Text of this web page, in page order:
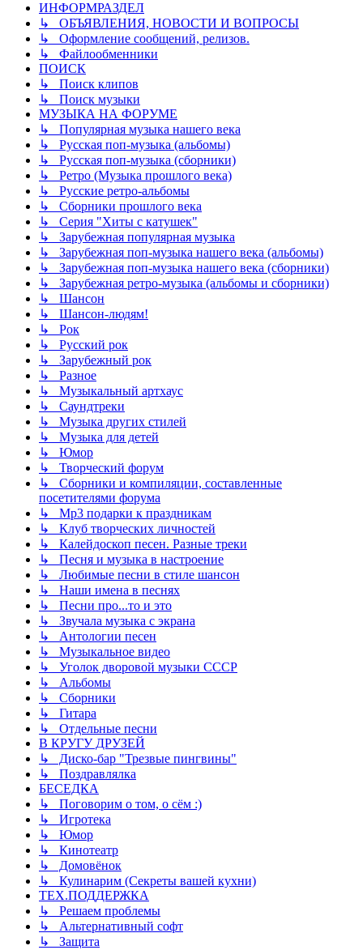
ИНФОРМРАЗДЕЛ
↳ ОБЪЯВЛЕНИЯ, НОВОСТИ И ВОПРОСЫ
↳ Оформление сообщений, релизов.
↳ Файлообменники
ПОИСК
↳ Поиск клипов
↳ Поиск музыки
МУЗЫКА НА ФОРУМЕ
↳ Популярная музыка нашего века
↳ Русская поп-музыка (альбомы)
↳ Русская поп-музыка (сборники)
↳ Ретро (Музыка прошлого века)
↳ Русские ретро-альбомы
↳ Сборники прошлого века
↳ Серия "Хиты с катушек"
↳ Зарубежная популярная музыка
↳ Зарубежная поп-музыка нашего века (альбомы)
↳ Зарубежная поп-музыка нашего века (сборники)
↳ Зарубежная ретро-музыка (альбомы и сборники)
↳ Шансон
↳ Шансон-людям!
↳ Рок
↳ Русский рок
↳ Зарубежный рок
↳ Разное
↳ Музыкальный артхаус
↳ Саундтреки
↳ Музыка других стилей
↳ Музыка для детей
↳ Юмор
↳ Творческий форум
↳ Сборники и компиляции, составленные
посетителями форума
↳ Mp3 подарки к праздникам
↳ Клуб творческих личностей
↳ Калейдоскоп песен. Разные треки
↳ Песня и музыка в настроение
↳ Любимые песни в стиле шансон
↳ Наши имена в песнях
↳ Песни про...то и это
↳ Звучала музыка с экрана
↳ Антологии песен
↳ Музыкальное видео
↳ Уголок дворовой музыки СССР
↳ Альбомы
↳ Сборники
↳ Гитара
↳ Отдельные песни
В КРУГУ ДРУЗЕЙ
↳ Диско-бар "Трезвые пингвины"
↳ Поздравлялка
БЕСЕДКА
↳ Поговорим о том, о сём :)
↳ Игротека
↳ Юмор
↳ Кинотеатр
↳ Домовёнок
↳ Кулинарим (Секреты вашей кухни)
ТЕХ.ПОДДЕРЖКА
↳ Решаем проблемы
↳ Альтернативный софт
↳ Защита